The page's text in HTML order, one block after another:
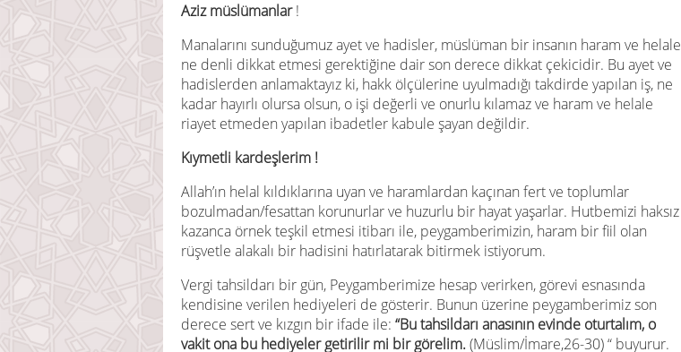
Aziz müslümanlar!
Manalarını sunduğumuz ayet ve hadisler, müslüman bir insanın haram ve helale
ne denli dikkat etmesi gerektiğine dair son derece dikkat çekicidir. Bu ayet ve
hadislerden anlamaktayız ki, hakk ölçülerine uyulmadığı takdirde yapılan iş, ne
kadar hayırlı olursa olsun, o işi değerli ve onurlu kılamaz ve haram ve helale
riayet etmeden yapılan ibadetler kabule şayan değildir.
Kıymetli kardeşlerim !
Allah’ın helal kıldıklarına uyan ve haramlardan kaçınan fert ve toplumlar
bozulmadan/fesattan korunurlar ve huzurlu bir hayat yaşarlar. Hutbemizi haksız
kazanca örnek teşkil etmesi itibarı ile, peygamberimizin, haram bir fiil olan
rüşvetle alakalı bir hadisini hatırlatarak bitirmek istiyorum.
Vergi tahsildarı bir gün, Peygamberimize hesap verirken, görevi esnasında
kendisine verilen hediyeleri de gösterir. Bunun üzerine peygamberimiz son
derece sert ve kızgın bir ifade ile: “Bu tahsildarı anasının evinde oturtalım, o
vakit ona bu hediyeler getirilir mi bir görelim. (Müslim/İmare,26-30) “ buyurur.